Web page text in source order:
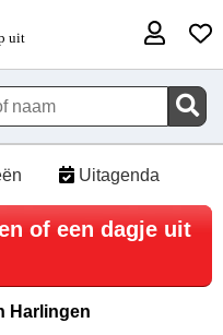
Uitagenda
of een dagje uit
Harlingen